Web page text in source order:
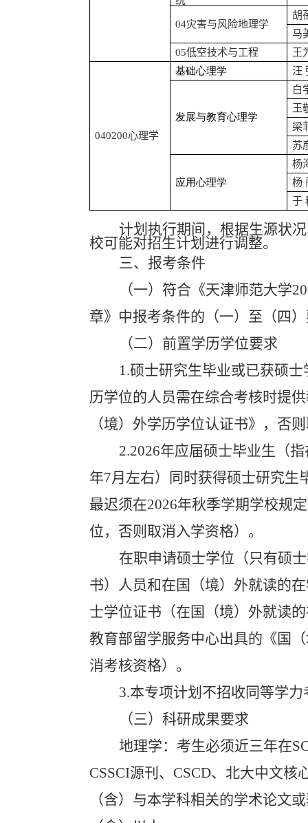
04灾害与风险地理学
胡
马
05低空技术与工程 王
040200心理学
基础心理学 汪
发展与教育心理学
白
王
梁
苏
应用心理学
杨
杨
于
计划执行期间，根据生源状
校可能对招生计划进行调整。
三、报考条件
（一）符合《天津师范大学
章》中报考条件的（一）至（四
（二）前置学历学位要求
1.硕士研究生毕业或已获硕
历学位的人员需在综合考核时提
（境）外学历学位认证书》，否
2.2026年应届硕士毕业生（
年7月左右）同时获得硕士研究生
最迟须在2026年秋季学期学校规
位，否则取消入学资格）。
在职申请硕士学位（只有硕
书）人员和在国（境）外就读的
士学位证书（在国（境）外就读
教育部留学服务中心出具的《国
消考核资格）。
3.本专项计划不招收同等学力
（三）科研成果要求
地理学：考生必须近三年在
CSSCI源刊、 CSCD、北大中文核
（含）与本学科相关的学术论文